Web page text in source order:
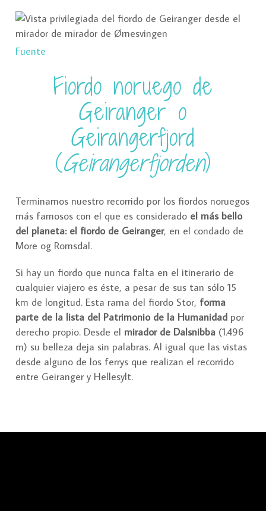
Fuente
Fiordo noruego de
Geiranger o
Geirangerfjord
(Geirangerfjorden)
Terminamos nuestro recorrido por los fiordos noruegos
más famosos con el que es considerado el más bello
del planeta: el fiordo de Geiranger, en el condado de
More og Romsdal.
Si hay un fiordo que nunca falta en el itinerario de
cualquier viajero es éste, a pesar de sus tan sólo 15
km de longitud. Esta rama del fiordo Stor, forma
parte de la lista del Patrimonio de la Humanidad por
derecho propio. Desde el mirador de Dalsnibba (1.496
m) su belleza deja sin palabras. Al igual que las vistas
desde alguno de los ferrys que realizan el recorrido
entre Geiranger y Hellesylt.